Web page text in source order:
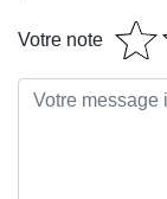
Votre note